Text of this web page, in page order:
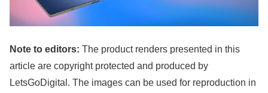
Note to editors: The product renders presented in this
article are copyright protected and produced by
LetsGoDigital. The images can be used for reproduction in